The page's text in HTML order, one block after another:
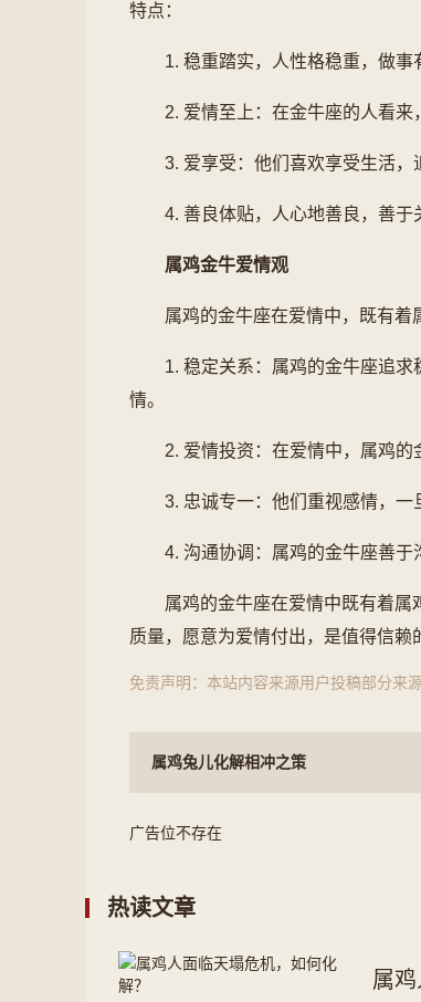
特点：
1. 稳重踏实，人性格稳重，做事
2. 爱情至上：在金牛座的人看来
3. 爱享受：他们喜欢享受生活，
4. 善良体贴，人心地善良，善于
属鸡金牛爱情观
属鸡的金牛座在爱情中，既有着
1. 稳定关系：属鸡的金牛座追
情。
2. 爱情投资：在爱情中，属鸡的
3. 忠诚专一：他们重视感情，一
4. 沟通协调：属鸡的金牛座善于
属鸡的金牛座在爱情中既有着
质量，愿意为爱情付出，是值得信赖
免责声明：本站内容来源用户投稿部分来
属鸡兔儿化解相冲之策
广告位不存在
热读文章
属鸡